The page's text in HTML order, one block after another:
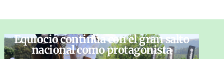
Equiocio continúa con el gran salto
nacional como protagonista